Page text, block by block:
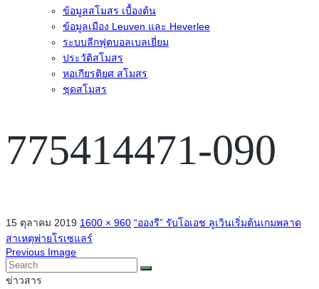
ข้อมูลสโมสร เบื้องต้น
ข้อมูลเมือง Leuven และ Heverlee
ระบบลีกฟุตบอลเบลเยี่ยม
ประวัติสโมสร
หอเกียรติยศ สโมสร
ชุดสโมสร
775414471-090
15 ตุลาคม 2019 1600 × 960 “อองรี” รับโอเอช ลูเวินเริ่มต้นเกมพลาด
สาเหตุพ่ายโรเซแลร์
Previous Image
ข่าวสาร